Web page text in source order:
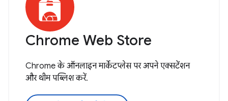
Chrome Web Store
Chrome के ऑनलाइन मार्केटप्लेस पर अपने एक्सटेंशन
और थीम पब्लिश करें.